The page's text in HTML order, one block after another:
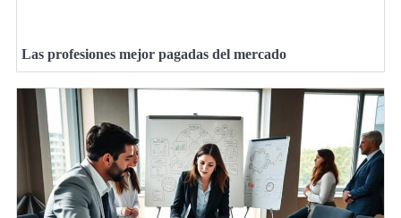
Las profesiones mejor pagadas del mercado